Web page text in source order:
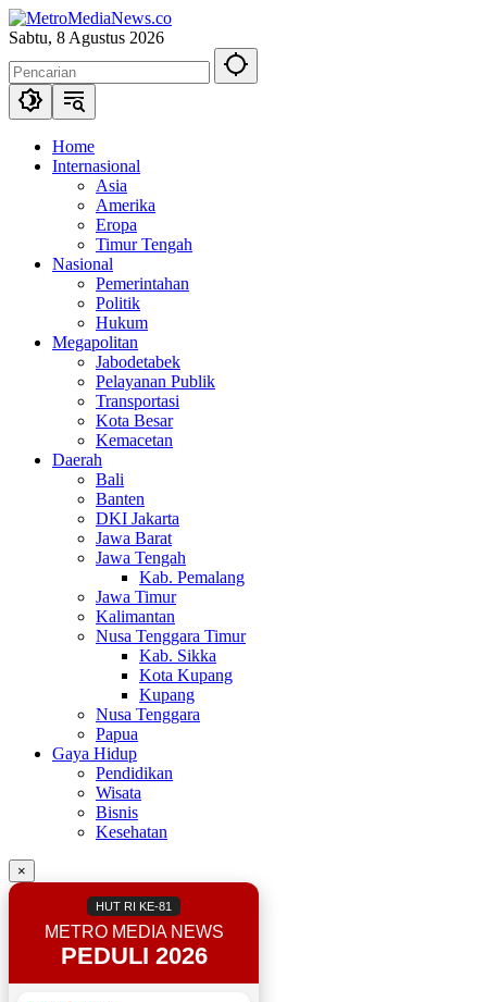
Langsung
ke
Sabtu, 8 Agustus 2026
Home
Internasional
Asia
Amerika
Eropa
Timur Tengah
Nasional
Pemerintahan
Politik
Hukum
Megapolitan
Jabodetabek
Pelayanan Publik
Transportasi
Kota Besar
Kemacetan
Daerah
Bali
Banten
DKI Jakarta
Jawa Barat
Jawa Tengah
Kab. Pemalang
Jawa Timur
Kalimantan
Nusa Tenggara Timur
Kab. Sikka
Kota Kupang
Kupang
Nusa Tenggara
Papua
Gaya Hidup
Pendidikan
Wisata
Bisnis
Kesehatan
×
HUT RI KE-81
METRO MEDIA NEWS
PEDULI 2026